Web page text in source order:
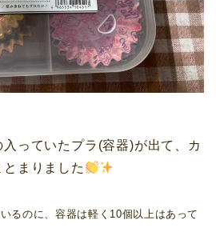
っていたプラ(容器)が出て、カ
とまりました
るのに、容器は軽く10個以上はあって